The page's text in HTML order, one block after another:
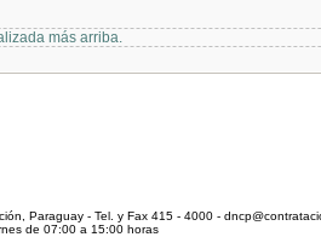
más arriba.
Paraguay - Tel. y Fax 415 - 4000 -
de 07:00 a 15:00 horas